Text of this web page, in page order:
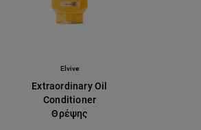
Elvive
Extraordinary Oil
Conditioner
Θρέψης